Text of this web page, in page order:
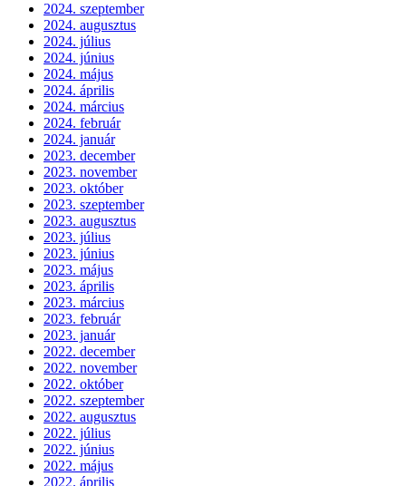
2024. szeptember
2024. augusztus
2024. július
2024. június
2024. május
2024. április
2024. március
2024. február
2024. január
2023. december
2023. november
2023. október
2023. szeptember
2023. augusztus
2023. július
2023. június
2023. május
2023. április
2023. március
2023. február
2023. január
2022. december
2022. november
2022. október
2022. szeptember
2022. augusztus
2022. július
2022. június
2022. május
2022. április